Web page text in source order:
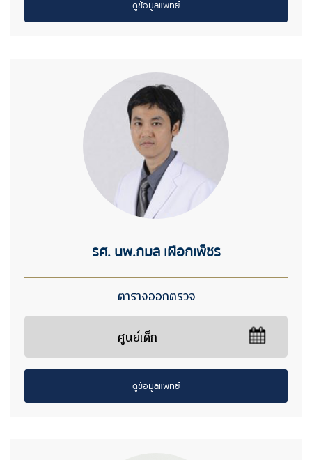
ดูข้อมูลแพทย์
รศ. นพ.กมล เผือกเพ็ชร
ตารางออกตรวจ
ศูนย์เด็ก
ดูข้อมูลแพทย์